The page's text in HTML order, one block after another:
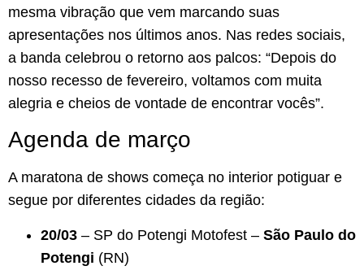
mesma vibração que vem marcando suas
apresentações nos últimos anos. Nas redes sociais,
a banda celebrou o retorno aos palcos: “Depois do
nosso recesso de fevereiro, voltamos com muita
alegria e cheios de vontade de encontrar vocês”.
Agenda de março
A maratona de shows começa no interior potiguar e
segue por diferentes cidades da região:
20/03 – SP do Potengi Motofest – São Paulo do
Potengi (RN)